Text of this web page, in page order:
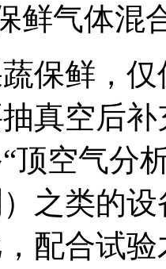
鲜气体混
保鲜，
真空后
顶空气分
之类的
配合试